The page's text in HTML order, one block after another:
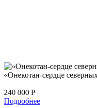
«Онекотан-сердце
240 000 Р
Подробнее